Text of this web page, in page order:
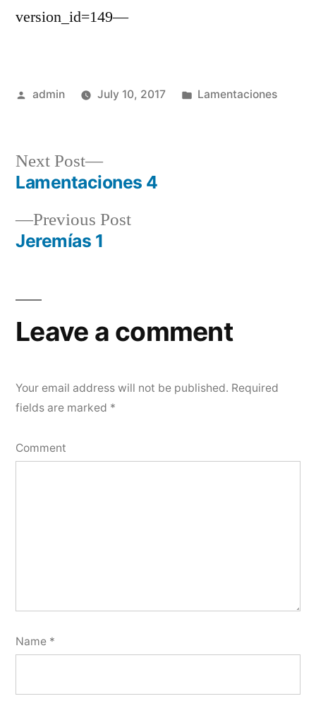
version_id=149—
Posted
admin July 10, 2017
Posted
Lamentaciones
Post
navigation
Previous PostPrevious
Jeremías 1
Next Post
Next
post:
Lamentaciones 4
Leave a comment
Your email address will not be published. Required
fields are marked *
Comment
Name *